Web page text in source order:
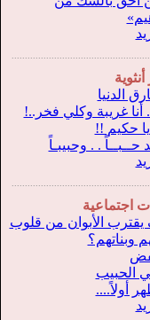
الدنيا
أنا غريبة وكلي فخر..!
حكيم !!
حــبــاً . . وحبيبـاً
اجتماعية
الأبوان من قلوب
وبناتهم؟
الحبيب
أولاً....